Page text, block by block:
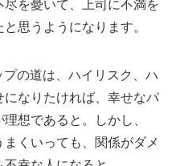
を憂いて、上司に不満を
思うようになります。
の道は、ハイリスク、ハ
なりたければ、幸せなパ
想であると。しかし、
くいっても、関係がダメ